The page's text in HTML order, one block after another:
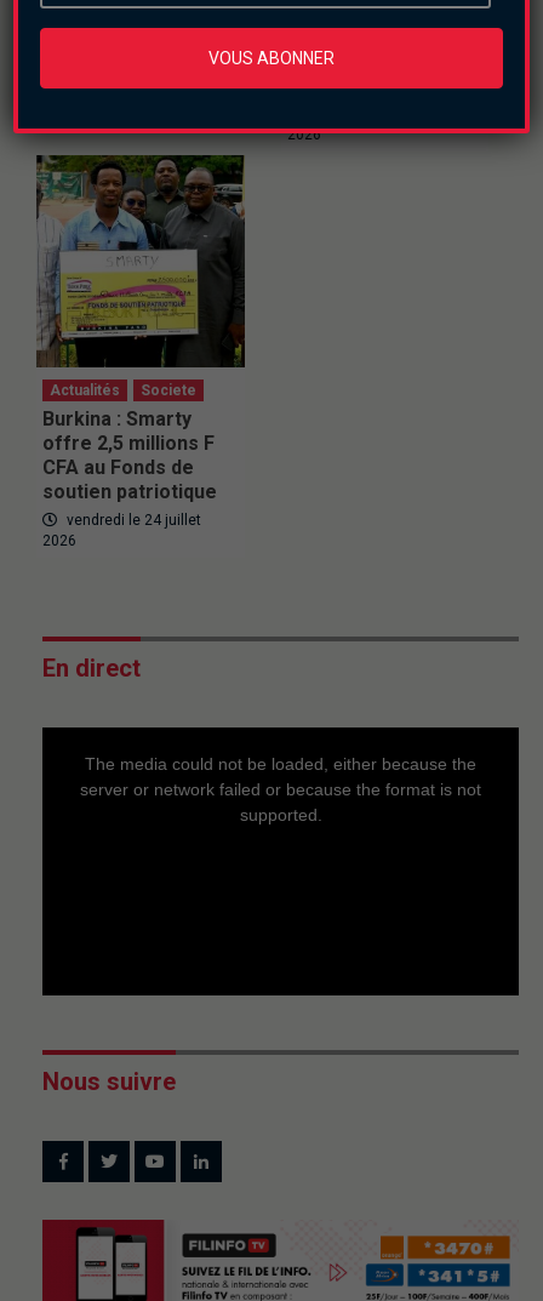
Vente d’oeufs de
rentable en saison
des pluies
Burkina Faso : 74,53
reconquis à la date
du 30 juin 2026
2026
Actualités Societe
Burkina : Smarty
offre 2,5 millions F
CFA au Fonds de
soutien patriotique
vendredi le 24 juillet
2026
En direct
The media could not be loaded, either because the
server or network failed or because the format is not
supported.
Nous suivre
VOUS ABONNER